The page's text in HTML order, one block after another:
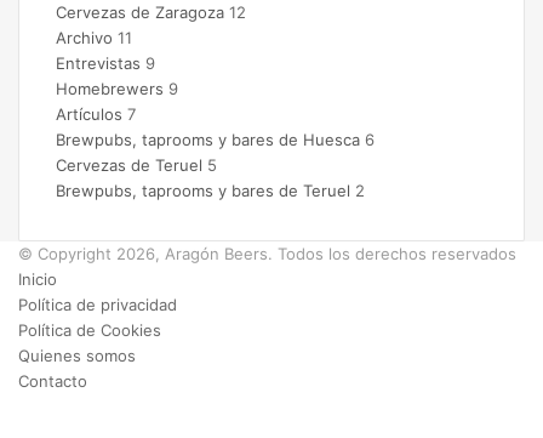
Cervezas de Zaragoza 12
Archivo 11
Entrevistas 9
Homebrewers 9
Artículos 7
Brewpubs, taprooms y bares de Huesca 6
Cervezas de Teruel 5
Brewpubs, taprooms y bares de Teruel 2
© Copyright 2026, Aragón Beers. Todos los derechos reservados
Inicio
Política de privacidad
Política de Cookies
Quienes somos
Contacto